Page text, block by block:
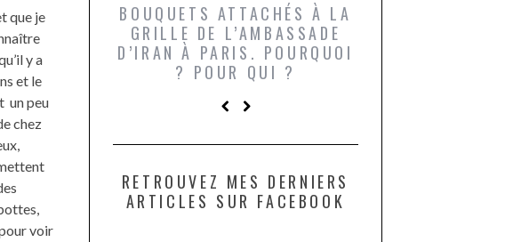
que je
y a
et le
un peu
chez
voir
À LA
POURQUOI
?
UN GRONDIN FOURRÉ AUX
CHAMPIGNONS ET AUX
LARDONS DANS LA HALLE
DE DAX. ET POURQUOI PAS
RETROUVEZ MES DERNIERS
ARTICLES SUR FACEBOOK